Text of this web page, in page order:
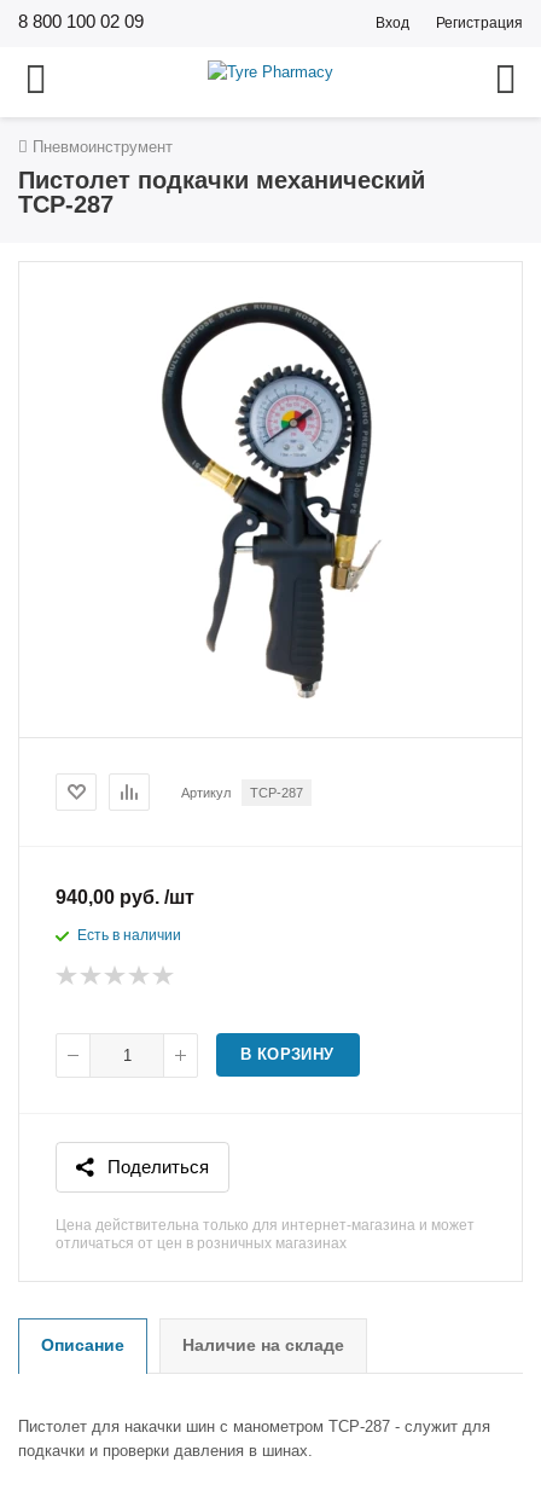
8 800 100 02 09 Вход Регистрация
Пневмоинструмент
Пистолет подкачки механический
ТСР-287
Артикул ТСР-287
940,00 руб. /шт
Есть в наличии
В КОРЗИНУ
Поделиться
Цена действительна только для интернет-магазина и может
отличаться от цен в розничных магазинах
Описание Наличие на складе
Пистолет для накачки шин с манометром ТСР-287 - служит для
подкачки и проверки давления в шинах.